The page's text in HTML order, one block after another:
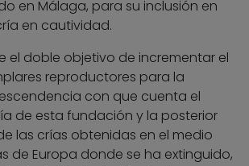
en Málaga, para su inclusión en
en cautividad.
el doble objetivo de incrementar el
reproductores para la
con que cuenta el
de esta fundación y la posterior
las crías obtenidas en el medio
de Europa donde se ha extinguido,